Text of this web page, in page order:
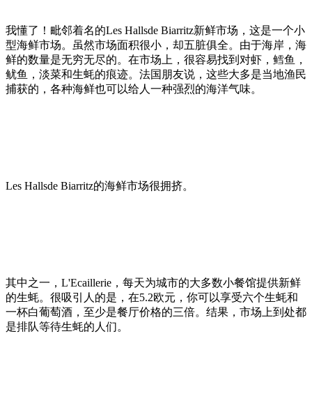
我懂了！毗邻着名的Les Hallsde Biarritz新鲜市场，这是一个小
型海鲜市场。虽然市场面积很小，却五脏俱全。由于海岸，海
鲜的数量是无穷无尽的。在市场上，很容易找到对虾，鳕鱼，
鱿鱼，淡菜和生蚝的痕迹。法国朋友说，这些大多是当地渔民
捕获的，各种海鲜也可以给人一种强烈的海洋气味。
Les Hallsde Biarritz的海鲜市场很拥挤。
其中之一，L'Ecaillerie，每天为城市的大多数小餐馆提供新鲜
的生蚝。很吸引人的是，在5.2欧元，你可以享受六个生蚝和
一杯白葡萄酒，至少是餐厅价格的三倍。结果，市场上到处都
是排队等待生蚝的人们。